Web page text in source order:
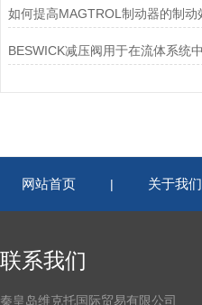
网站首页 | 关于我们
联系我们
秦皇岛维克托国际贸易有限公司